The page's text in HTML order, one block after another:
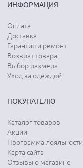
ИНФОРМАЦИЯ
Оплата
Доставка
Гарантия и ремонт
Возврат товара
Выбор размера
Уход за одеждой
ПОКУПАТЕЛЮ
Каталог товаров
Акции
Программа лояльности
Карта сайта
Отзывы о магазине